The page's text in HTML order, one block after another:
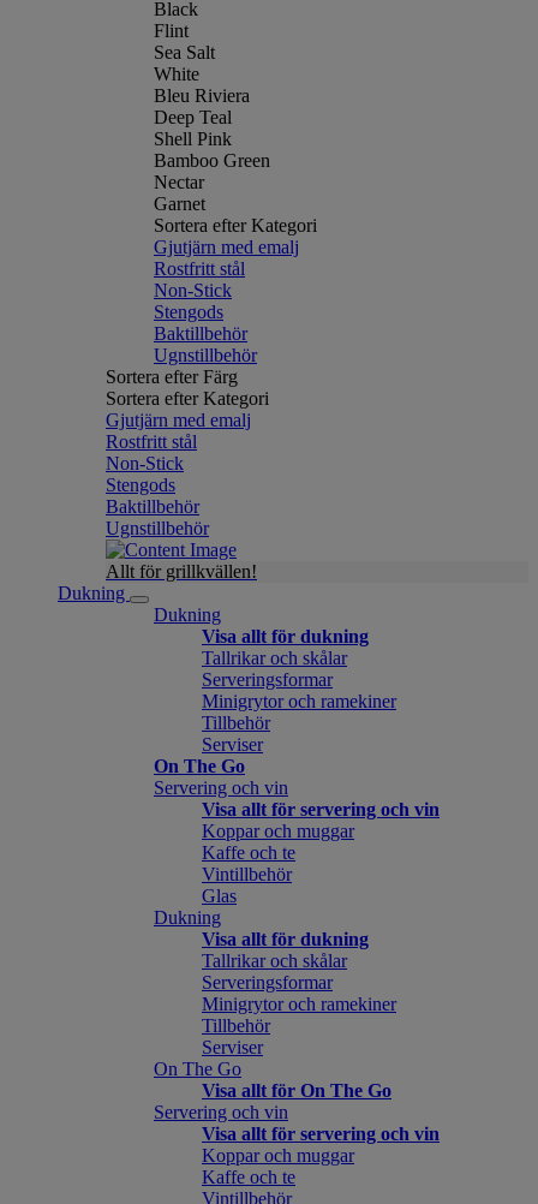
Black
Flint
Sea Salt
White
Bleu Riviera
Deep Teal
Shell Pink
Bamboo Green
Nectar
Garnet
Sortera efter Kategori
Gjutjärn med emalj
Rostfritt stål
Non-Stick
Stengods
Baktillbehör
Ugnstillbehör
Sortera efter Färg
Sortera efter Kategori
Gjutjärn med emalj
Rostfritt stål
Non-Stick
Stengods
Baktillbehör
Ugnstillbehör
Allt för grillkvällen!
Dukning
Dukning
Visa allt för dukning
Tallrikar och skålar
Serveringsformar
Minigrytor och ramekiner
Tillbehör
Serviser
On The Go
Servering och vin
Visa allt för servering och vin
Koppar och muggar
Kaffe och te
Vintillbehör
Glas
Dukning
Visa allt för dukning
Tallrikar och skålar
Serveringsformar
Minigrytor och ramekiner
Tillbehör
Serviser
On The Go
Visa allt för On The Go
Servering och vin
Visa allt för servering och vin
Koppar och muggar
Kaffe och te
Vintillbehör